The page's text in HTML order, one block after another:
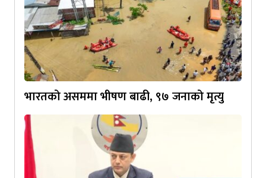
भारतको असममा भीषण बाढी, ९७ जनाको मृत्यु